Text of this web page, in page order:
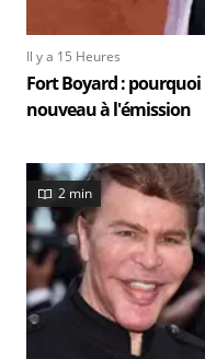
Il y a 15 Heures
Fort Boyard :
nouveau à l'émission
2 min